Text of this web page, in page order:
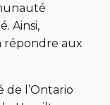
Ainsi,
répondre aux
de l’Ontario